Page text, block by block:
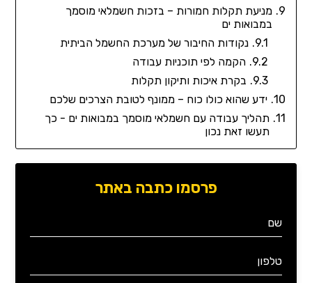
מניעת תקלות חמורות – בזכות חשמלאי מוסמך
במבואות ים
נקודות החיבור של מערכת החשמל הביתית
הקמה לפי תוכניות עבודה
בקרת איכות ותיקון תקלות
ידע שהוא כולו כוח – ממונף לטובת הצרכים שלכם
תהליך עבודה עם חשמלאי מוסמך במבואות ים - כך
תעשו זאת נכון
פרסמו כתבה באתר